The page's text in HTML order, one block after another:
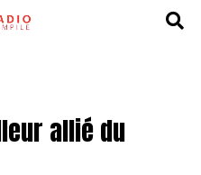
allié du